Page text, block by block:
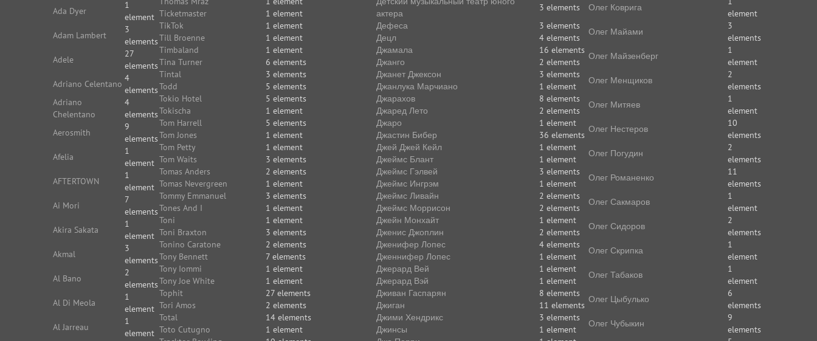
Ada Dyer
1
element
Adam Lambert
3
elements
Adele
27
elements
Adriano Celentano
4
elements
Adriano
Chelentano
4
elements
Aerosmith
9
elements
Afelia
1
element
AFTERTOWN
1
element
Ai Mori
7
elements
Akira Sakata
1
element
Akmal
3
elements
Al Bano
2
elements
Al Di Meola
1
element
Al Jarreau
1
element
Ticketmaster
1 element
TikTok
1 element
Till Broenne
1 element
Timbaland
1 element
Tina Turner
6 elements
Tintal
3 elements
Todd
5 elements
Tokio Hotel
5 elements
Tokischa
1 element
Tom Harrell
5 elements
Tom Jones
1 element
Tom Petty
1 element
Tom Waits
3 elements
Tomas Anders
2 elements
Tomas Nevergreen
1 element
Tommy Emmanuel
3 elements
Tones And I
1 element
Toni
1 element
Toni Braxton
3 elements
Tonino Caratone
2 elements
Tony Bennett
7 elements
Tony Iommi
1 element
Tony Joe White
1 element
Tophit
27 elements
Tori Amos
2 elements
Total
14 elements
Toto Cutugno
1 element
актера
3 elements
Дефеса
3 elements
Децл
4 elements
Джамала
16 elements
Джанго
2 elements
Джанет Джексон
3 elements
Джанлука Марчиано
1 element
Джарахов
8 elements
Джаред Лето
2 elements
Джаро
1 element
Джастин Бибер
36 elements
Джей Джей Кейл
1 element
Джеймс Блант
1 element
Джеймс Гэлвей
3 elements
Джеймс Ингрэм
1 element
Джеймс Ливайн
2 elements
Джеймс Моррисон
2 elements
Джейн Монхайт
1 element
Дженис Джоплин
2 elements
Дженифер Лопес
4 elements
Дженнифер Лопес
1 element
Джерард Вей
1 element
Джерард Вэй
1 element
Дживан Гаспарян
8 elements
Джиган
11 elements
Джими Хендрикс
3 elements
Джинсы
1 element
Олег Коврига
element
Олег Майами
3
elements
Олег Майзенберг
1
element
Олег Менщиков
2
elements
Олег Митяев
1
element
Олег Нестеров
10
elements
Олег Погудин
2
elements
Олег Романенко
11
elements
Олег Сакмаров
1
element
Олег Сидоров
2
elements
Олег Скрипка
1
element
Олег Табаков
1
element
Олег Цыбулько
6
elements
Олег Чубыкин
9
elements